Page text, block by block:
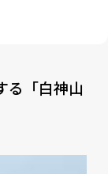
る「白神山